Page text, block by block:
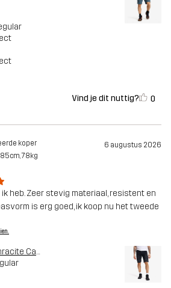
Vind je dit nuttig? 0
koper 6 augustus 2026
78kg
heb. Zeer stevig materiaal, resistent en
is erg goed, ik koop nu het tweede
Anthracite Camo